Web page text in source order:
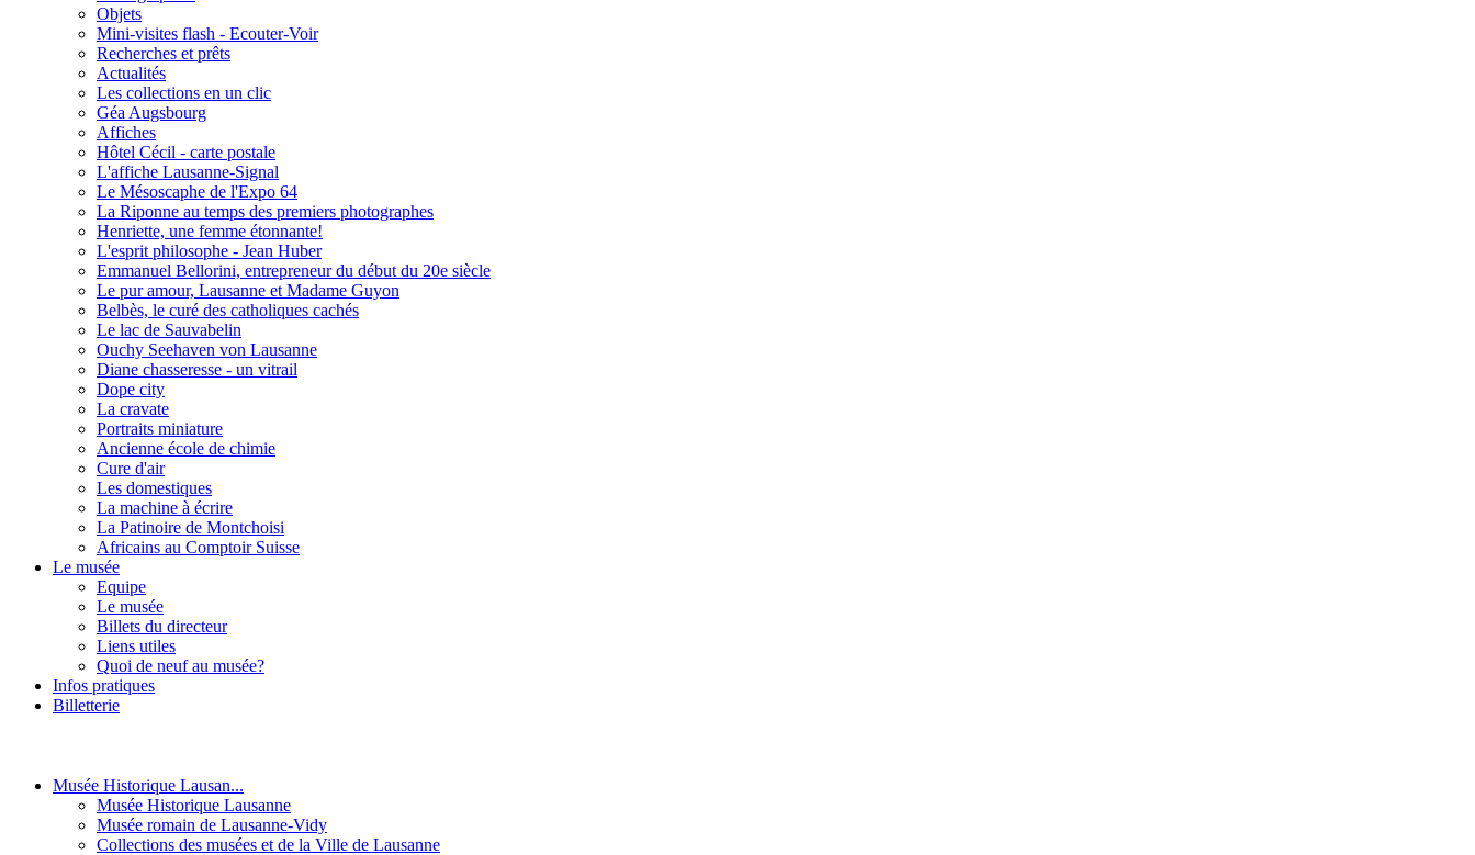
Objets
Mini-visites flash - Ecouter-Voir
Recherches et prêts
Actualités
Les collections en un clic
Géa Augsbourg
Affiches
Hôtel Cécil - carte postale
L'affiche Lausanne-Signal
Le Mésoscaphe de l'Expo 64
La Riponne au temps des premiers photographes
Henriette, une femme étonnante!
L'esprit philosophe - Jean Huber
Emmanuel Bellorini, entrepreneur du début du 20e siècle
Le pur amour, Lausanne et Madame Guyon
Belbès, le curé des catholiques cachés
Le lac de Sauvabelin
Ouchy Seehaven von Lausanne
Diane chasseresse - un vitrail
Dope city
La cravate
Portraits miniature
Ancienne école de chimie
Cure d'air
Les domestiques
La machine à écrire
La Patinoire de Montchoisi
Africains au Comptoir Suisse
Le musée
Equipe
Le musée
Billets du directeur
Liens utiles
Quoi de neuf au musée?
Infos pratiques
Billetterie
Musée Historique Lausan...
Musée Historique Lausanne
Musée romain de Lausanne-Vidy
Collections des musées et de la Ville de Lausanne